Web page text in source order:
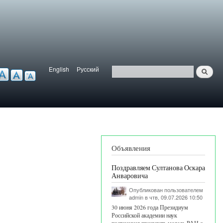
для слабовидящих
Язык
English Русский
Поиск
Найти
Объявления
Поздравляем Султанова Оскара
Анваровича
Опубликован пользователем
adminв чтв, 09.07.2026 10:50
30 июня 2026 года Президиум
Российской академии наук